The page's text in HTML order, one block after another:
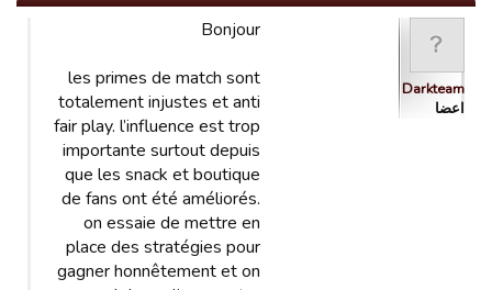
Darkteam
اعضا
Bonjour
les primes de match sont
totalement injustes et anti
fair play. l’influence est trop
importante surtout depuis
que les snack et boutique
de fans ont été améliorés.
on essaie de mettre en
place des stratégies pour
gagner honnêtement et on